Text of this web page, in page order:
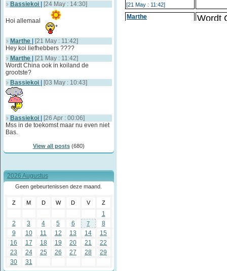
Bassiekoi [24 May : 14:30]
Hoi allemaal
Marthe
[21 May : 11:42]
Hey koi liefhebbers ????
Marthe
[21 May : 11:42]
Wordt China ook in koiland de
grootste?
Bassiekoi
[03 May : 10:43]
Bassiekoi
[26 Apr : 00:06]
Mss in de toekomst maar nu even niet
Bas.
View all posts(680)
2026 Augustus
Geen gebeurtenissen deze maand.
Z M D W D V Z
1
2
3 4 5 6 7
8
9
10 11 12 13 14
15
16
17 18 19 20 21
22
23
24 25 26 27 28
29
30
31
[21 May : 11:42]
Marthe Wordt